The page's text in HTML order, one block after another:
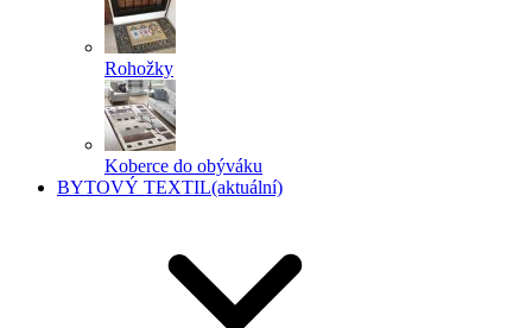
Rohožky
Koberce do obýváku
BYTOVÝ TEXTIL(aktuální)